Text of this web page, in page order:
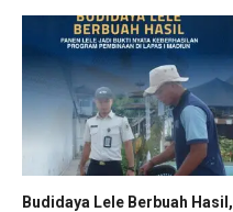
Budidaya Lele Berbuah Hasil,